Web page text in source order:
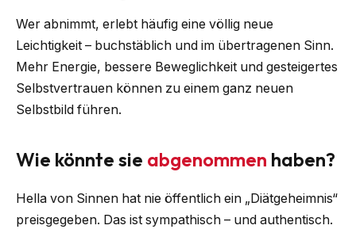
Wer abnimmt, erlebt häufig eine völlig neue
Leichtigkeit – buchstäblich und im übertragenen Sinn.
Mehr Energie, bessere Beweglichkeit und gesteigertes
Selbstvertrauen können zu einem ganz neuen
Selbstbild führen.
Wie könnte sie abgenommen haben?
Hella von Sinnen hat nie öffentlich ein „Diätgeheimnis“
preisgegeben. Das ist sympathisch – und authentisch.